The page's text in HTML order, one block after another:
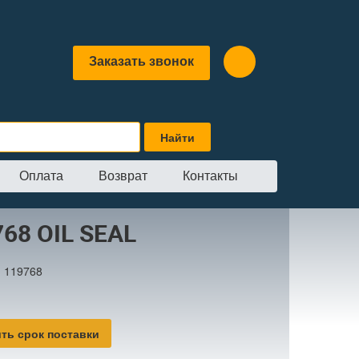
Заказать звонок
Оплата Возврат Контакты
OIL SEAL
119768
срок поставки